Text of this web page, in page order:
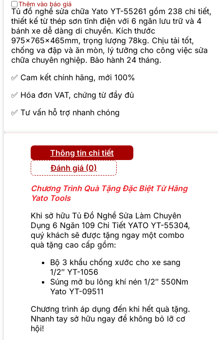
Thêm vào báo giá
Tủ đồ nghề sửa chữa Yato YT-55261 gồm 238 chi tiết,
thiết kế từ thép sơn tĩnh điện với 6 ngăn lưu trữ và 4
bánh xe dễ dàng di chuyển. Kích thước
975x765x465mm, trọng lượng 78kg. Chịu tải tốt,
chống va đập và ăn mòn, lý tưởng cho công việc sửa
chữa chuyên nghiệp. Bảo hành 24 tháng.
✅ Cam kết chính hãng, mới 100%
✅ Hóa đơn VAT, chứng từ đầy đủ
✅ Tư vấn hỗ trợ nhanh chóng
Thông tin chi tiết
Đánh giá (0)
Chương Trình Quà Tặng Đặc Biệt Từ Hãng
Yato Tools
Khi sở hữu Tủ Đồ Nghề Sửa Làm Chuyên
Dụng 6 Ngăn 109 Chi Tiết YATO YT-55304,
quý khách sẽ được tặng ngay một combo
quà tặng cao cấp gồm:
Bộ 3 khẩu chống xước cho xe sang
1/2″ YT-1056
Súng mở bu lông khí nén 1/2″ 550Nm
Yato YT-09511
Chương trình áp dụng đến khi hết quà tặng.
Nhanh tay sở hữu ngay để không bỏ lỡ cơ
hội!